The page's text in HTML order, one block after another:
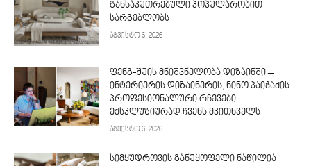
განსაკუთრებული პოპულარობით
სარგებლობს
აგვისტო 6, 2026
ფენგ-შუის მნიშვნელობა დიზაინში –
ინტერიერის დიზაინერის, ნინო პაიჭაძის
პროფესიონალური რჩევები
ექსკლუზიურად ჩვენს მკითხველს
აგვისტო 6, 2026
სიმყუდროვის განუყოფელი ნაწილია